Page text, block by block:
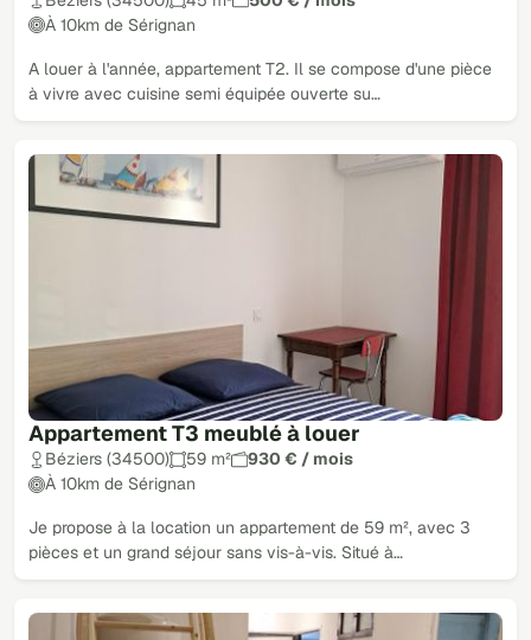
À 10km de Sérignan
A louer à l'année, appartement T2. Il se compose d'une pièce
à vivre avec cuisine semi équipée ouverte su…
Appartement T3 meublé à louer
Béziers (34500) 59 m²
930 € / mois
À 10km de Sérignan
Je propose à la location un appartement de 59 m², avec 3
pièces et un grand séjour sans vis-à-vis. Situé à…